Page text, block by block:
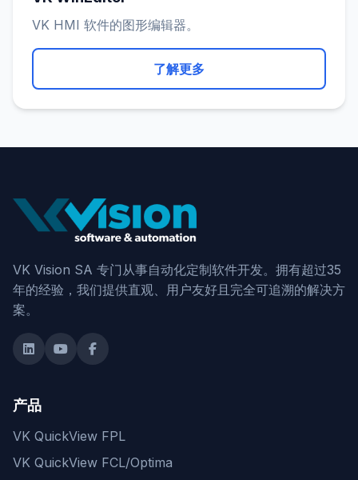
VK HMI 软件的图形编辑器。
了解更多
VK Vision SA 专门从事自动化定制软件开发。拥有超过35
年的经验，我们提供直观、用户友好且完全可追溯的解决方
案。
产品
VK QuickView FPL
VK QuickView FCL/Optima